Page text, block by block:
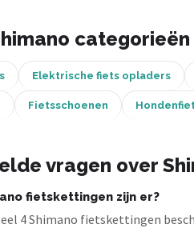
categorieën
Elektrische fiets opladers
Fietsschoenen
vragen over
fietskettingen zijn er?
4 Shimano fietskettingen